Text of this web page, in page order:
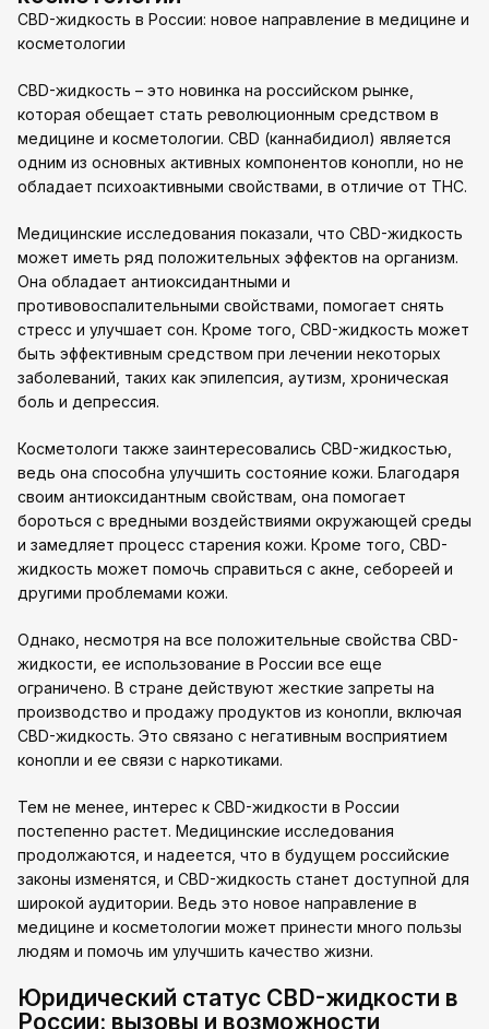
CBD-жидкость в России: новое направление в медицине и
косметологии
CBD-жидкость – это новинка на российском рынке,
которая обещает стать революционным средством в
медицине и косметологии. CBD (каннабидиол) является
одним из основных активных компонентов конопли, но не
обладает психоактивными свойствами, в отличие от THC.
Медицинские исследования показали, что CBD-жидкость
может иметь ряд положительных эффектов на организм.
Она обладает антиоксидантными и
противовоспалительными свойствами, помогает снять
стресс и улучшает сон. Кроме того, CBD-жидкость может
быть эффективным средством при лечении некоторых
заболеваний, таких как эпилепсия, аутизм, хроническая
боль и депрессия.
Косметологи также заинтересовались CBD-жидкостью,
ведь она способна улучшить состояние кожи. Благодаря
своим антиоксидантным свойствам, она помогает
бороться с вредными воздействиями окружающей среды
и замедляет процесс старения кожи. Кроме того, CBD-
жидкость может помочь справиться с акне, себореей и
другими проблемами кожи.
Однако, несмотря на все положительные свойства CBD-
жидкости, ее использование в России все еще
ограничено. В стране действуют жесткие запреты на
производство и продажу продуктов из конопли, включая
CBD-жидкость. Это связано с негативным восприятием
конопли и ее связи с наркотиками.
Тем не менее, интерес к CBD-жидкости в России
постепенно растет. Медицинские исследования
продолжаются, и надеется, что в будущем российские
законы изменятся, и CBD-жидкость станет доступной для
широкой аудитории. Ведь это новое направление в
медицине и косметологии может принести много пользы
людям и помочь им улучшить качество жизни.
Юридический статус CBD-жидкости в
России: вызовы и возможности